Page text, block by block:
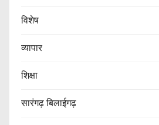
विशेष
व्यापार
शिक्षा
सारंगढ़ बिलाईगढ़